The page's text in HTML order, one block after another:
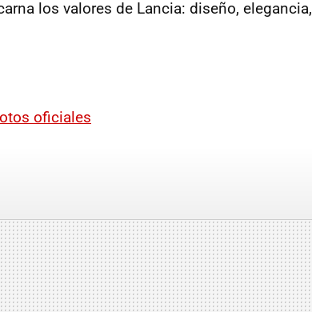
los valores de Lancia: diseño, elegancia,
oficiales